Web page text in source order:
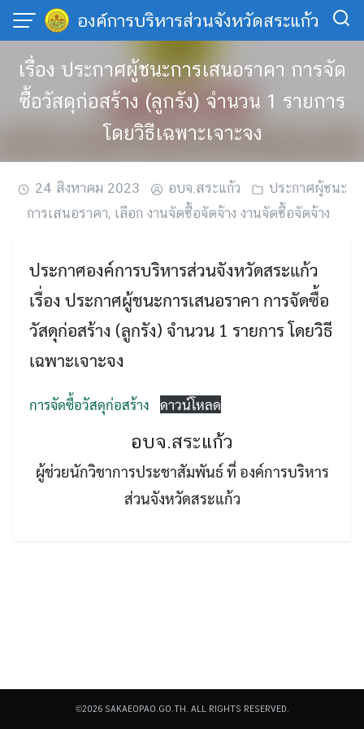
Skip
content
องค์การบริหารส่วนจังหวัดสระแก้ว
Search
เรื่อง ประกาศผู้ชนะการเสนอราคา การจัด
ซื้อวัสดุก่อสร้าง (ลูกรัง) จำนวน 1 รายการ
โดยวิธีเฉพาะเจาะจง
24 สิงหาคม 2023 อบจ.สระแก้ว
ประกาศผู้ชนะ
การเสนอราคา, เลือก งานจัดซื้อจัดจ้าง งานจัดซื้อจัดจ้าง
ประกาศองค์การบริหารส่วนจังหวัดสระแก้ว
เรื่อง ประกาศผู้ชนะการเสนอราคา การจัดซื้อ
วัสดุก่อสร้าง (ลูกรัง) จำนวน 1 รายการ โดยวิธี
เฉพาะเจาะจง
การจัดซื้อวัสดุก่อสร้าง ดาวน์โหลด
อบจ.สระแก้ว
ผู้ช่วยนักวิชาการประชาสัมพันธ์ ที่ องค์การบริหาร
ส่วนจังหวัดสระแก้ว
©2026 SAKAEOPAO.GO.TH. ALL RIGHTS RESERVED.